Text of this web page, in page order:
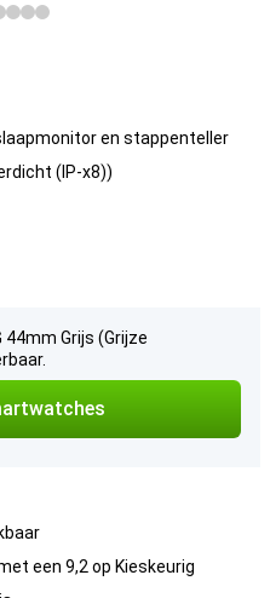
en stappenteller
(IP-x8))
44mm Grijs (Grijze
een 9,2 op Kieskeurig